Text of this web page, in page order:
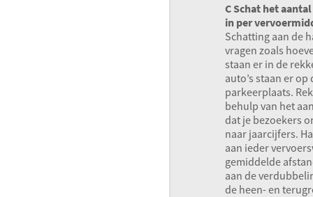
C Schat het
in per
Schatting aan de
vragen zoals
staan er in de
auto’s staan er op
parkeerplaats.
behulp van het
dat je bezoekers
naar jaarcijfers.
aan ieder
gemiddelde
aan de
de heen- en